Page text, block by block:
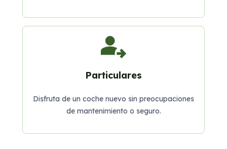
Particulares
Disfruta de un coche nuevo sin preocupaciones
de mantenimiento o seguro.